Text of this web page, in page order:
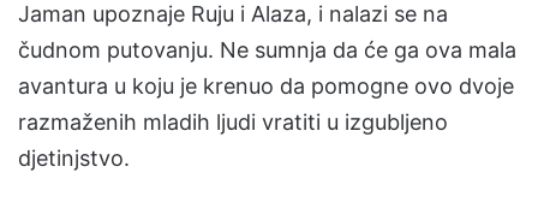
Jaman upoznaje Ruju i Alaza, i nalazi se na
čudnom putovanju. Ne sumnja da će ga ova mala
avantura u koju je krenuo da pomogne ovo dvoje
razmaženih mladih ljudi vratiti u izgubljeno
djetinjstvo.